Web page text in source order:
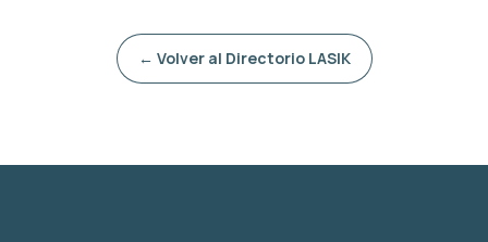
← Volver al Directorio LASIK